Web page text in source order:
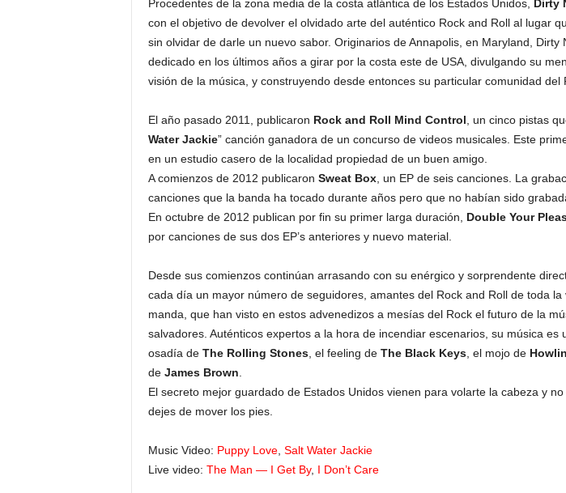
Procedentes de la zona media de la costa atlántica de los Estados Unidos, Dirty
con el objetivo de devolver el olvidado arte del auténtico Rock and Roll al lugar
sin olvidar de darle un nuevo sabor. Originarios de Annapolis, en Maryland, Dirty
dedicado en los últimos años a girar por la costa este de USA, divulgando su
visión de la música, y construyendo desde entonces su particular comunidad del
El año pasado 2011, publicaron Rock and Roll Mind Control , un cinco pistas
Water Jackie” canción ganadora de un concurso de videos musicales. Este
en un estudio casero de la localidad propiedad de un buen amigo.
A comienzos de 2012 publicaron Sweat Box, un EP de seis canciones. La
canciones que la banda ha tocado durante años pero que no habían sido
En octubre de 2012 publican por fin su primer larga duración, Double Your
por canciones de sus dos EP’s anteriores y nuevo material.
Desde sus comienzos continúan arrasando con su enérgico y sorprendente
cada día un mayor número de seguidores, amantes del Rock and Roll de toda la
manda, que han visto en estos advenedizos a mesías del Rock el futuro de la
salvadores. Auténticos expertos a la hora de incendiar escenarios, su música es
osadía de The Rolling Stones, el feeling de The Black Keys, el mojo de
de James Brown
El secreto mejor guardado de Estados Unidos vienen para volarte la cabeza y
dejes de mover los pies.
Music Video: Puppy Love, Salt Water Jackie
Live video: The Man — I Get By, I Don’t Care